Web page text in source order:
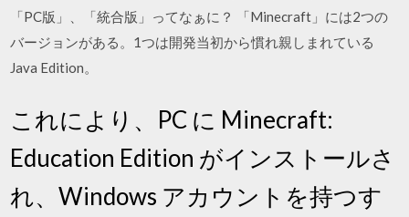
「PC版」、「統合版」ってなぁに？ 「Minecraft」には2つの
バージョンがある。1つは開発当初から慣れ親しまれている
Java Edition。
これにより、PC に Minecraft:
Education Edition がインストールさ
れ、Windows アカウントを持つす